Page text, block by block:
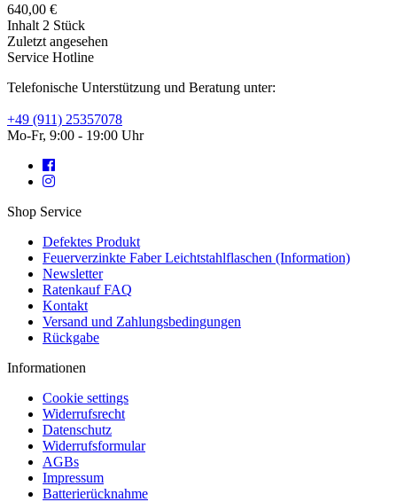
640,00 €
Inhalt 2 Stück
Zuletzt angesehen
Service Hotline
Telefonische Unterstützung und Beratung unter:
+49 (911) 25357078
Mo-Fr, 9:00 - 19:00 Uhr
Shop Service
Defektes Produkt
Feuerverzinkte Faber Leichtstahlflaschen (Information)
Newsletter
Ratenkauf FAQ
Kontakt
Versand und Zahlungsbedingungen
Rückgabe
Informationen
Cookie settings
Widerrufsrecht
Datenschutz
Widerrufsformular
AGBs
Impressum
Batterierücknahme